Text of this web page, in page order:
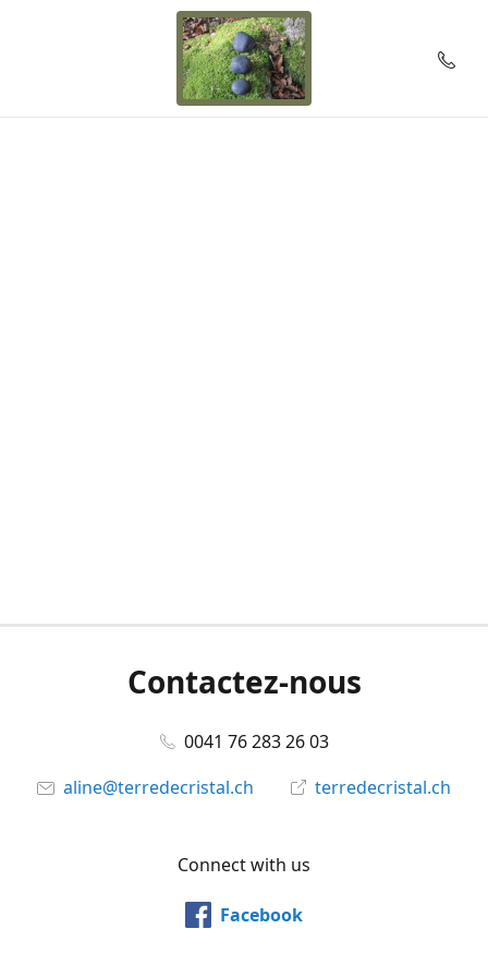
Contactez-nous
0041 76 283 26 03
aline@terredecristal.ch
terredecristal.ch
Connect with us
Facebook